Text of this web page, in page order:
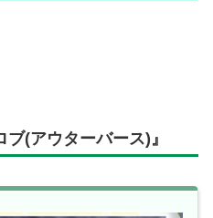
ブ(アウターバース)』